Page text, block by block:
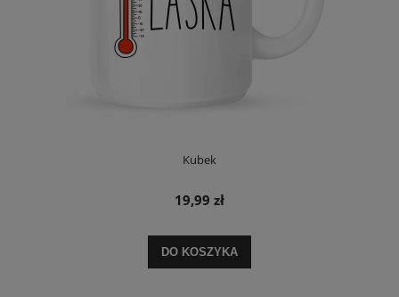
Kubek
19,99 zł
DO KOSZYKA